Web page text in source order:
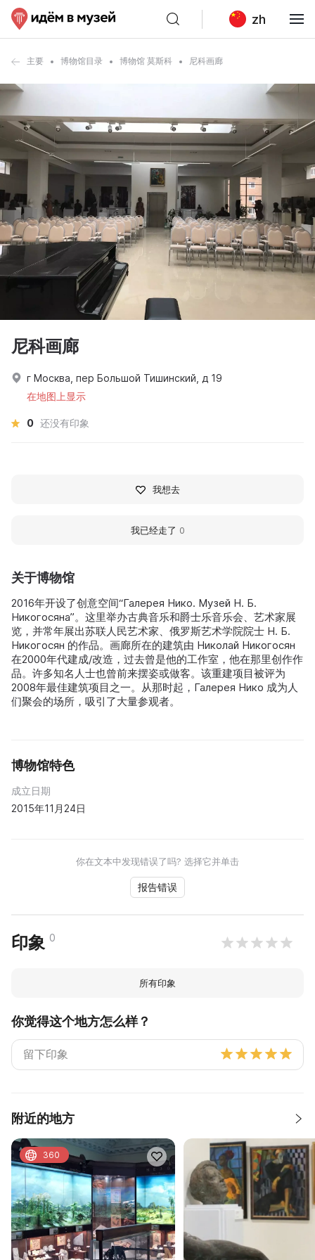
zh
主要 博物馆目录 博物馆 莫斯科 尼科画廊
关于博物馆
2016年开设了创意空间“Галерея Нико. Музей Н. Б.
Никогосяна”。这里举办古典音乐和爵士乐音乐会、艺术家展
览，并常年展出苏联人民艺术家、俄罗斯艺术学院院士 Н. Б.
Никогосян 的作品。画廊所在的建筑由 Николай Никогосян
在2000年代建成/改造，过去曾是他的工作室，他在那里创作作
品。许多知名人士也曾前来摆姿或做客。该重建项目被评为
2008年最佳建筑项目之一。从那时起，Галерея Нико 成为人
们聚会的场所，吸引了大量参观者。
博物馆特色
成立日期
2015年11月24日
你在文本中发现错误了吗? 选择它并单击
报告错误
印象 0
所有印象
你觉得这个地方怎么样？
附近的地方
360
尼科画廊
г Москва, пер Большой Тишинский, д 19
在地图上显示
0 还没有印象
我想去
我已经走了 0